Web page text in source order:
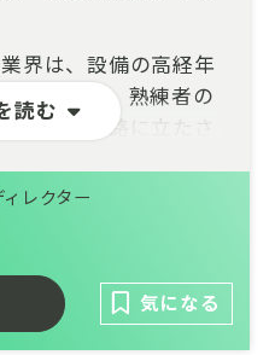
読む
界は、設備の高経年
度化」や、熟練者の
という岐路に立たさ
ンニュートラル実現
・データ分析を駆
務です。
の課題に対して環境
マート工場化を技術
レクター
気になる